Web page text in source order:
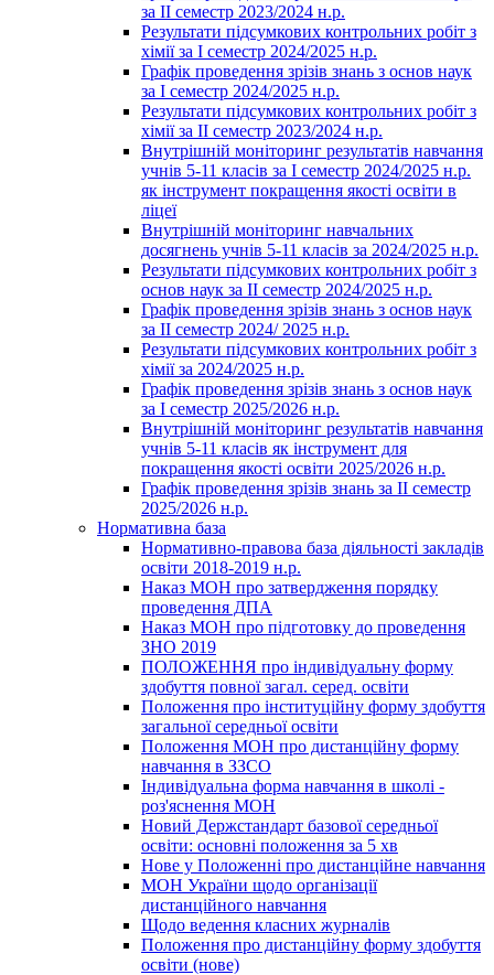
за ІІ семестр 2023/2024 н.р.
Результати підсумкових контрольних робіт з
хімії за І семестр 2024/2025 н.р.
Графік проведення зрізів знань з основ наук
за І семестр 2024/2025 н.р.
Результати підсумкових контрольних робіт з
хімії за ІІ семестр 2023/2024 н.р.
Внутрішній моніторинг результатів навчання
учнів 5-11 класів за І семестр 2024/2025 н.р.
як інструмент покращення якості освіти в
ліцеї
Внутрішній моніторинг навчальних
досягнень учнів 5-11 класів за 2024/2025 н.р.
Результати підсумкових контрольних робіт з
основ наук за ІІ семестр 2024/2025 н.р.
Графік проведення зрізів знань з основ наук
за ІІ семестр 2024/ 2025 н.р.
Результати підсумкових контрольних робіт з
хімії за 2024/2025 н.р.
Графік проведення зрізів знань з основ наук
за І семестр 2025/2026 н.р.
Внутрішній моніторинг результатів навчання
учнів 5-11 класів як інструмент для
покращення якості освіти 2025/2026 н.р.
Графік проведення зрізів знань за ІІ семестр
2025/2026 н.р.
Нормативна база
Нормативно-правова база діяльності закладів
освіти 2018-2019 н.р.
Наказ МОН про затвердження порядку
проведення ДПА
Наказ МОН про підготовку до проведення
ЗНО 2019
ПОЛОЖЕННЯ про індивідуальну форму
здобуття повної загал. серед. освіти
Положення про інституційну форму здобуття
загальної середньої освіти
Положення МОН про дистанційну форму
навчання в ЗЗСО
Індивідуальна форма навчання в школі -
роз'яснення МОН
Новий Держстандарт базової середньої
освіти: основні положення за 5 хв
Нове у Положенні про дистанційне навчання
МОН України щодо організації
дистанційного навчання
Щодо ведення класних журналів
Положення про дистанційну форму здобуття
освіти (нове)